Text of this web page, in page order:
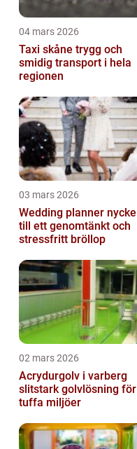
04 mars 2026
Taxi skåne trygg och
smidig transport i hela
regionen
03 mars 2026
Wedding planner nyckeln
till ett genomtänkt och
stressfritt bröllop
02 mars 2026
Acrydurgolv i varberg
slitstark golvlösning för
tuffa miljöer